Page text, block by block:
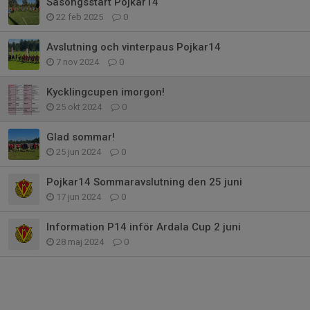
22 feb 2025 0
Avslutning och vinterpaus Pojkar14
7 nov 2024 0
Kycklingcupen imorgon!
25 okt 2024 0
Glad sommar!
25 jun 2024 0
Pojkar14 Sommaravslutning den 25 juni
17 jun 2024 0
Information P14 inför Ardala Cup 2 juni
28 maj 2024 0